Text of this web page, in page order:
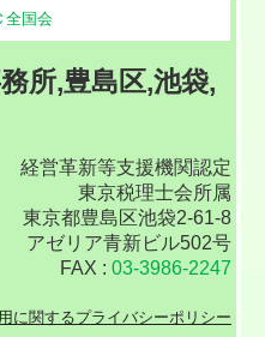
経営革新等支援機関認定
東京税理士会所属
東京都豊島区池袋2-61-8
アゼリア青新ビル502号
FAX : 03-3986-2247
に関するプライバシーポリシー